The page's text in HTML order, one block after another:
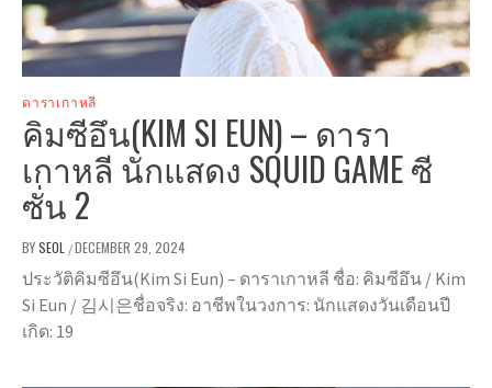
ดาราเกาหลี
คิมซีอึน(KIM SI EUN) – ดารา
เกาหลี นักแสดง SQUID GAME ซี
ซั่น 2
BYSEOL /DECEMBER 29, 2024
ประวัติคิมซีอึน(Kim Si Eun) – ดาราเกาหลี ชื่อ: คิมซีอึน / Kim
Si Eun / 김시은ชื่อจริง: อาชีพในวงการ: นักแสดงวันเดือนปี
เกิด: 19